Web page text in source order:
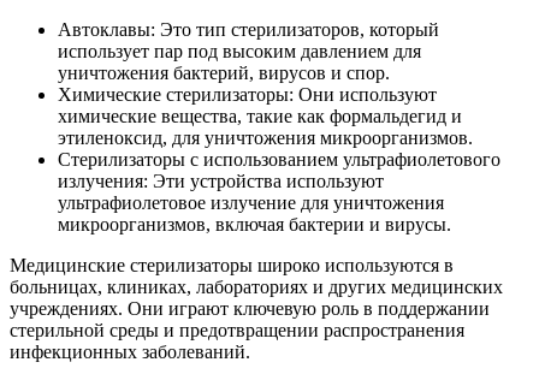
Автоклавы: Это тип стерилизаторов, который
использует пар под высоким давлением для
уничтожения бактерий, вирусов и спор.
Химические стерилизаторы: Они используют
химические вещества, такие как формальдегид и
этиленоксид, для уничтожения микроорганизмов.
Стерилизаторы с использованием ультрафиолетового
излучения: Эти устройства используют
ультрафиолетовое излучение для уничтожения
микроорганизмов, включая бактерии и вирусы.
Медицинские стерилизаторы широко используются в
больницах, клиниках, лабораториях и других медицинских
учреждениях. Они играют ключевую роль в поддержании
стерильной среды и предотвращении распространения
инфекционных заболеваний.